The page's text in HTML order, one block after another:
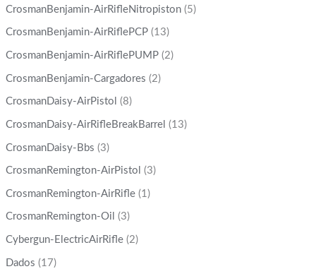
CrosmanBenjamin-AirRifleNitropiston (5)
CrosmanBenjamin-AirRiflePCP (13)
CrosmanBenjamin-AirRiflePUMP (2)
CrosmanBenjamin-Cargadores (2)
CrosmanDaisy-AirPistol (8)
CrosmanDaisy-AirRifleBreakBarrel (13)
CrosmanDaisy-Bbs (3)
CrosmanRemington-AirPistol (3)
CrosmanRemington-AirRifle (1)
CrosmanRemington-Oil (3)
Cybergun-ElectricAirRifle (2)
Dados (17)